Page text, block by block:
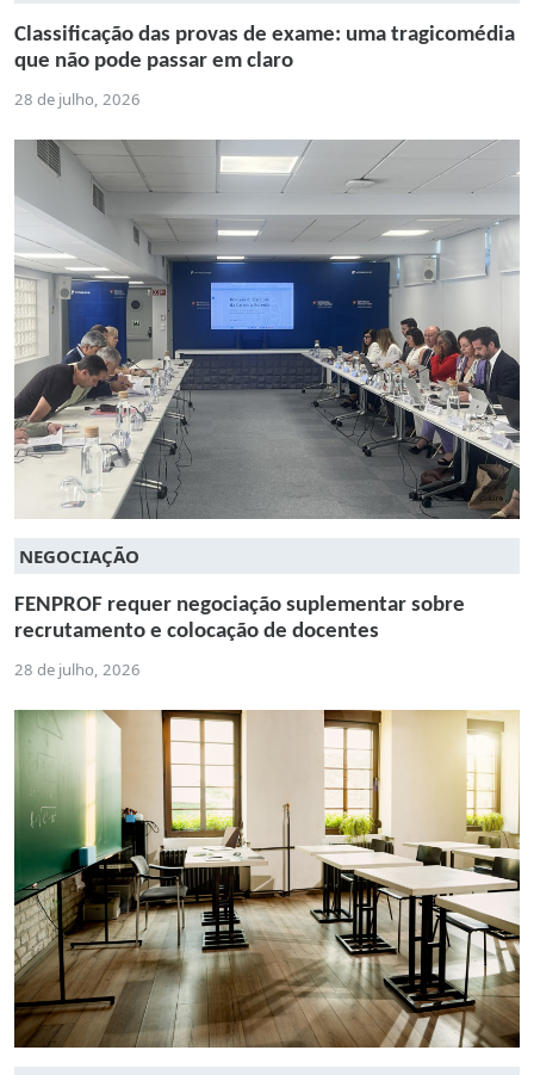
Classificação das provas de exame: uma tragicomédia
que não pode passar em claro
28 de julho, 2026
NEGOCIAÇÃO
FENPROF requer negociação suplementar sobre
recrutamento e colocação de docentes
28 de julho, 2026